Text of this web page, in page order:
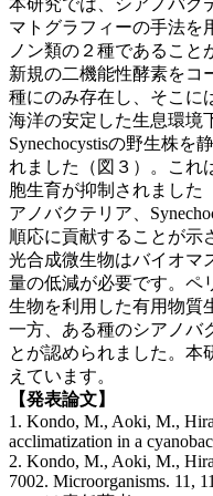
マトグラフィーの手法を
ノン類の２種であること
新規の二機能性酵素をコ
種にのみ存在し、そこに
海洋の安定した生息環境
Synechocystisの野生株
れました（図３）。これ
胞生育が抑制されました
アノバクテリア、
順応に貢献することが示
光合成微生物はバイオマ
量の低減が必要です。ペ
生物を利用した有用物質
一方、ある種のシアノバ
とが認められました。本
えています。
【発表論文】
1. Kondo, M., Aoki, M.,
acclimatization in a
2. Kondo, M., Aoki, M.,
7002. Microorganisms. 11,